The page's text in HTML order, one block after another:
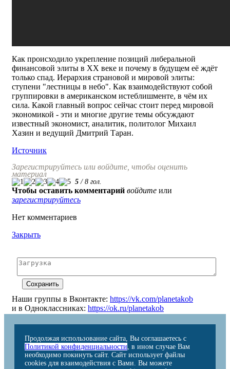
Как происходило укрепление позиций либеральной
финансовой элиты в ХХ веке и почему в будущем её ждёт
только спад. Иерархия страновой и мировой элиты:
ступени "лестницы в небо". Как взаимодействуют собой
группировки в американском истеблишменте, в чём их
сила. Какой главный вопрос сейчас стоит перед мировой
экономикой - эти и многие другие темы обсуждают
известный экономист, аналитик, политолог Михаил
Хазин и ведущий Дмитрий Таран.
Источник
Зарегистрируйтесь или войдите, чтобы оценить
материал
5 / 8 гол.
Чтобы оставить комментарий войдите или
зарегистрируйтесь
Нет комментариев
Закрыть
Наши группы в Вконтакте: https://vk.com/planetakob
и в Одноклассниках: https://ok.ru/planetakob
Продолжая использование сайта, Вы соглашаетесь с
Политикой конфиденциальности, в ином случае Вам
необходимо покинуть сайт. Сайт использует файлы
cookies для взаимодействия с Вами. Вы можете